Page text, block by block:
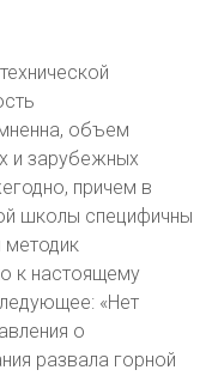
объем
и зарубежных
причем в
школы специфичны
методик
к настоящему
«Нет
о
развала горной